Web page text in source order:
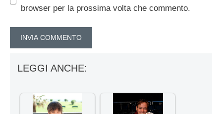
browser per la prossima volta che commento.
LEGGI ANCHE: